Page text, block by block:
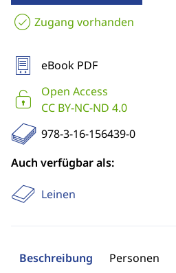
Zugang vorhanden
eBook PDF
Open Access
CC BY-NC-ND 4.0
978-3-16-156439-0
Auch verfügbar als:
Leinen
Beschreibung Personen